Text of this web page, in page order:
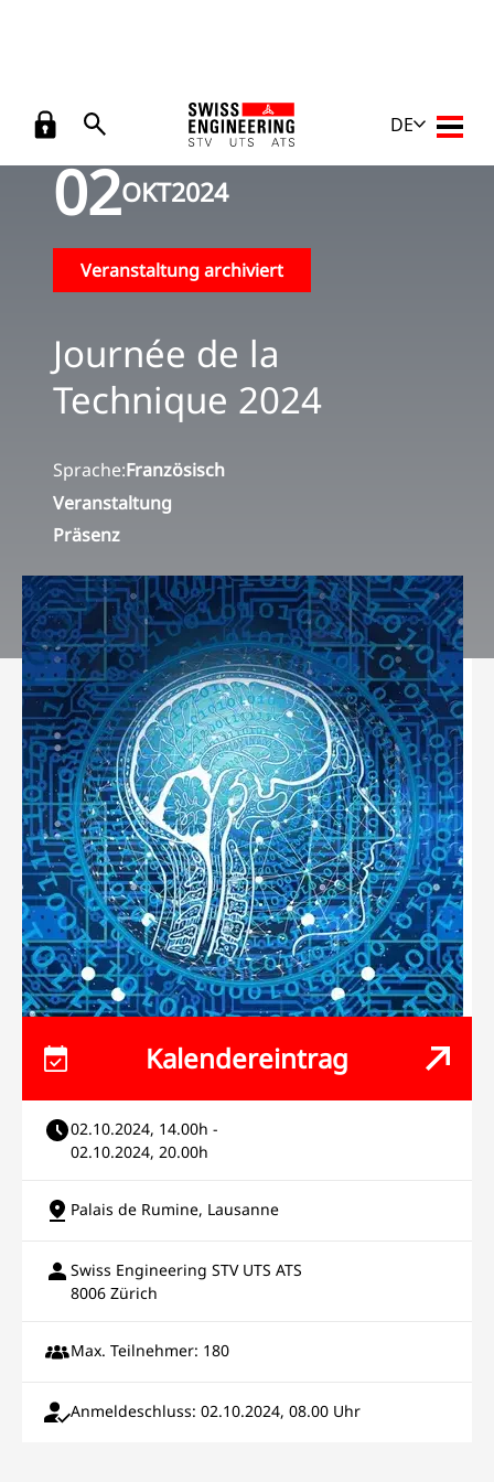
DE
Zurück Veranstaltungen Journée de la Technique 2024
02OKT2024
Veranstaltung archiviert
Journée de la
Technique 2024
Sprache:Französisch
Veranstaltung
Präsenz
Kalendereintrag
02.10.2024, 14.00h -
02.10.2024, 20.00h
Palais de Rumine, Lausanne
Swiss Engineering STV UTS ATS
8006 Zürich
Max. Teilnehmer: 180
Anmeldeschluss: 02.10.2024, 08.00 Uhr